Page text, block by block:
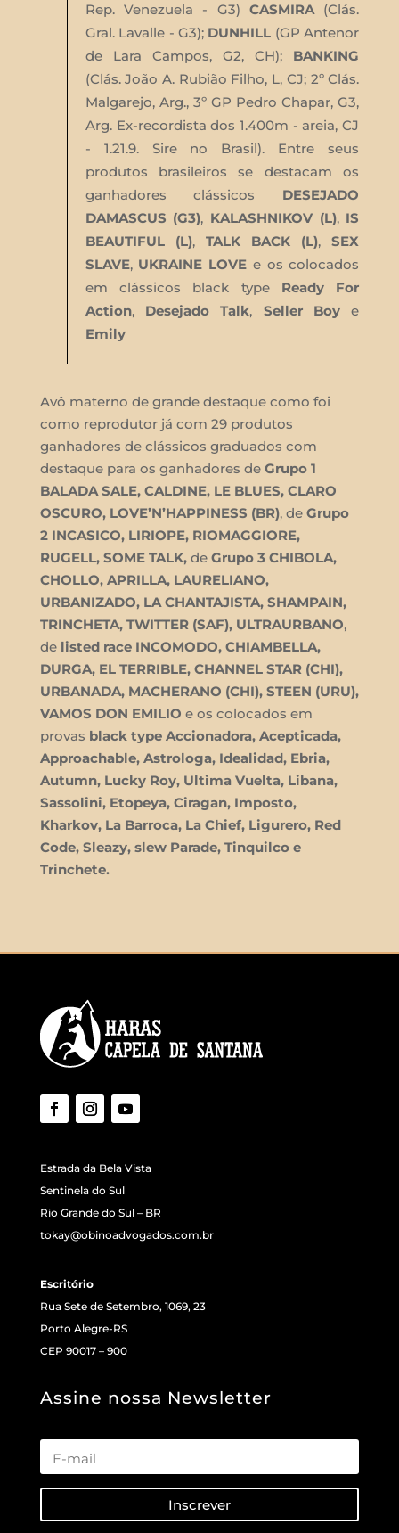
Rep. Venezuela - G3) CASMIRA(Clás.
Gral. Lavalle - G3); DUNHILL (GP Antenor
de Lara Campos, G2, CH); BANKING
(Clás. João A. Rubião Filho, L, CJ; 2º Clás.
Malgarejo, Arg., 3º GP Pedro Chapar, G3,
Arg. Ex-recordista dos 1.400m - areia, CJ
- 1.21.9. Sire no Brasil). Entre seus
produtos brasileiros se destacam os
ganhadores clássicos DESEJADO
DAMASCUS (G3), KALASHNIKOV (L), IS
BEAUTIFUL (L), TALK BACK (L),SEX
SLAVE, UKRAINE LOVE e os colocados
em clássicos black type Ready For
Action, Desejado Talk, Seller Boye
Emily
Avô materno de grande destaque como foi
como reprodutor já com 29 produtos
ganhadores de clássicos graduados com
destaque para os ganhadores de Grupo 1
BALADA SALE, CALDINE, LE BLUES, CLARO
OSCURO, LOVE’N’HAPPINESS (BR), de Grupo
2 INCASICO, LIRIOPE, RIOMAGGIORE,
RUGELL, SOME TALK,de Grupo 3 CHIBOLA,
CHOLLO, APRILLA, LAURELIANO,
URBANIZADO, LA CHANTAJISTA, SHAMPAIN,
TRINCHETA, TWITTER (SAF), ULTRAURBANO,
de listed race INCOMODO, CHIAMBELLA,
DURGA, EL TERRIBLE, CHANNEL STAR (CHI),
URBANADA, MACHERANO (CHI), STEEN (URU),
VAMOS DON EMILIO e os colocados em
provas black type Accionadora, Acepticada,
Approachable, Astrologa, Idealidad, Ebria,
Autumn, Lucky Roy, Ultima Vuelta, Libana,
Sassolini, Etopeya, Ciragan, Imposto,
Kharkov, La Barroca, La Chief, Ligurero, Red
Code, Sleazy, slew Parade, Tinquilco e
Trinchete.
Estrada da Bela Vista
Sentinela do Sul
Rio Grande do Sul – BR
tokay@obinoadvogados.com.br
Escritório
Rua Sete de Setembro, 1069, 23
Porto Alegre-RS
CEP 90017 – 900
Assine nossa Newsletter
Inscrever